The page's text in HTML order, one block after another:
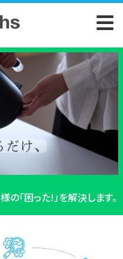
「困った!」を解決します。